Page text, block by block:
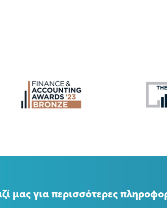
μας για περισσότερες